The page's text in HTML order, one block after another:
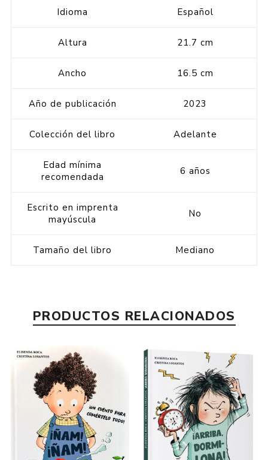
Idioma Español
Altura 21.7 cm
Ancho 16.5 cm
Año de publicación 2023
Colección del libro Adelante
Edad mínima
recomendada
6 años
Escrito en imprenta
mayúscula
No
Tamaño del libro Mediano
PRODUCTOS RELACIONADOS